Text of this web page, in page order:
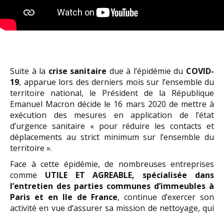
Suite à la crise sanitaire due à l’épidémie du COVID-
19, apparue lors des derniers mois sur l’ensemble du
territoire national, le Président de la République
Emanuel Macron décide le 16 mars 2020 de mettre à
exécution des mesures en application de l’état
d’urgence sanitaire « pour réduire les contacts et
déplacements au strict minimum sur l’ensemble du
territoire ».
Face à cette épidémie, de nombreuses entreprises
comme UTILE ET AGREABLE, spécialisée dans
l’entretien des parties communes d’immeubles à
Paris et en Ile de France, continue d’exercer son
activité en vue d’assurer sa mission de nettoyage, qui